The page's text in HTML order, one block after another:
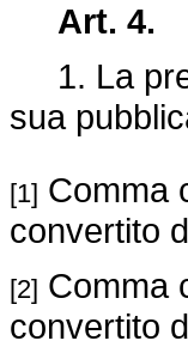
Art. 4.
1. La
sua
[1] Comma
convertito
[2] Comma
convertito